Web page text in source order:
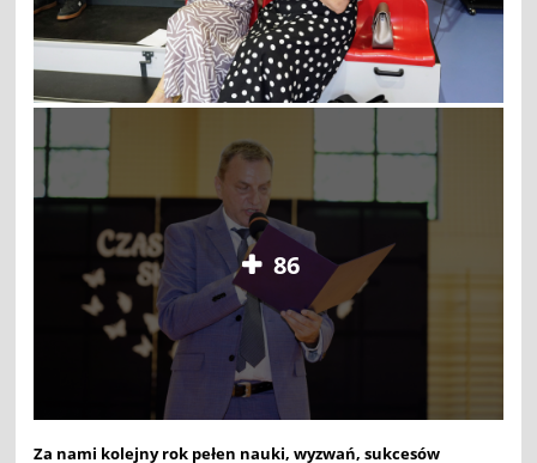
86
Za nami kolejny rok pełen nauki, wyzwań, sukcesów